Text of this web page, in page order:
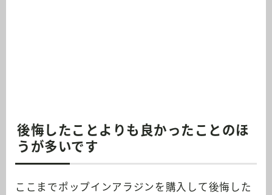
後悔したことよりも良かったことのほ
うが多いです
ここまでポップインアラジンを購入して後悔した